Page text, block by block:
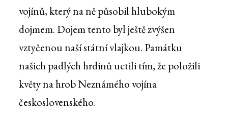
vojínů, který na ně působil hlubokým
dojmem. Dojem tento byl ještě zvýšen
vztyčenou naší státní vlajkou. Památku
našich padlých hrdinů uctili tím, že položili
květy na hrob Neznámého vojína
československého.